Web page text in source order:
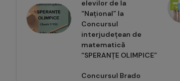
elevilor de la
“Național” la
Concursul
interjudețean de
matematică
“SPERANȚE OLIMPICE”
Concursul Brado